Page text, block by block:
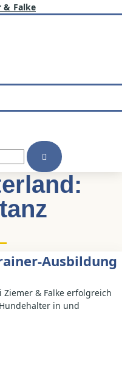
& Falke
Ausbildung
& Falke erfolgreich
in und